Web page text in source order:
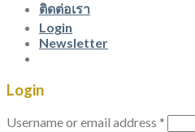
ติดต่อเรา
Login
Newsletter
Login
Username or email address *